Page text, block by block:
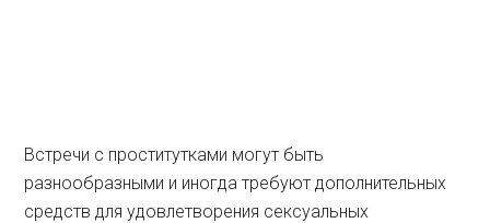
Встречи с проститутками могут быть
разнообразными и иногда требуют дополнительных
средств для удовлетворения сексуальных